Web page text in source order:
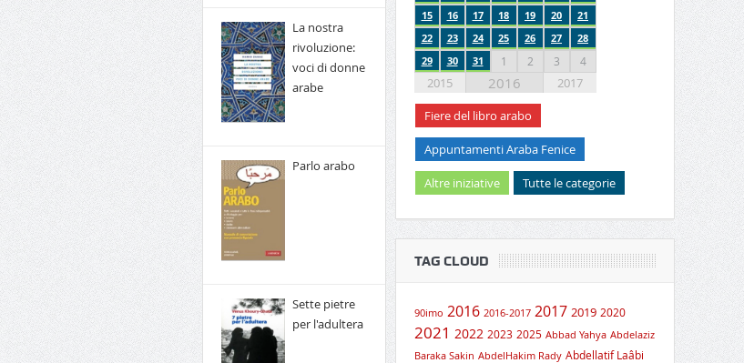
La nostra
rivoluzione:
voci di donne
arabe
Parlo arabo
Sette pietre
per l'adultera
15
16 17 18 19 20
21
22
23 24 25 26 27
28
29
30 31 1 2 3 4
2015 2016
2017
Fiere del libro arabo
Appuntamenti Araba Fenice
Altre iniziative Tutte le categorie
TAG CLOUD
90imo 2016 2016-2017 2017 2019 2020
2021 2022 2023 2025 Abbad Yahya Abdelaziz
Baraka Sakin AbdelHakim Rady Abdellatif Laâbi